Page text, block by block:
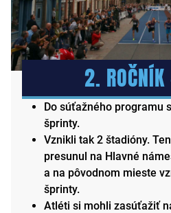
2.
Do súťažného programu
šprinty.
Vznikli tak 2 štadióny.
presunul na Hlavné
a na pôvodnom mieste
šprinty.
Atléti si mohli zasúťažiť